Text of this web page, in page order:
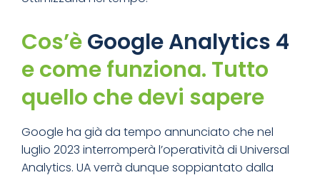
Cos’èGoogle Analytics 4
e come funziona. Tutto
quello che devi sapere
Google ha già da tempo annunciato che nel
luglio 2023 interromperà l’operatività di Universal
Analytics. UA verrà dunque soppiantato dalla